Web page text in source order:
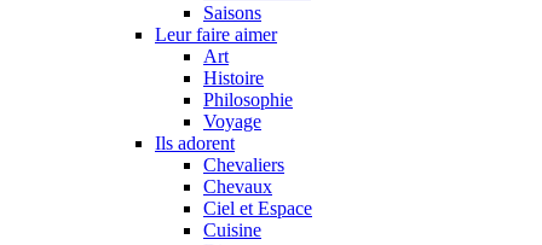
Saisons
Leur faire aimer
Art
Histoire
Philosophie
Voyage
Ils adorent
Chevaliers
Chevaux
Ciel et Espace
Cuisine